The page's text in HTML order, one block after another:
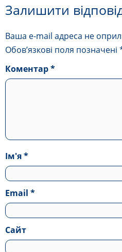
товару
Залишити
Ваша e-mail адреса не
Обов’язкові поля позначені
Коментар*
Ім'я*
Email *
Сайт